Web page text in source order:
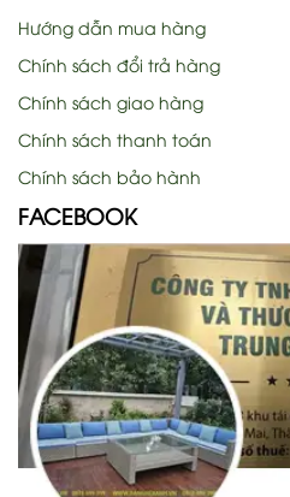
Hướng dẫn mua hàng
Chính sách đổi trả hàng
Chính sách giao hàng
Chính sách thanh toán
Chính sách bảo hành
FACEBOOK